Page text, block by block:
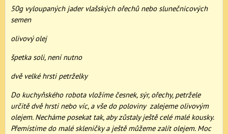
50g vyloupaných jader vlašských ořechů nebo slunečnicových
semen
olivový olej
špetka soli, není nutno
dvě velké hrsti petrželky
Do kuchyňského robota vložíme česnek, sýr, ořechy, petržele
určitě dvě hrsti nebo víc, a vše do poloviny zalejeme olivovým
olejem. Necháme posekat tak, aby zůstaly ještě celé malé kousky.
Přemístíme do malé skleničky a ještě můžeme zalít olejem. Moc